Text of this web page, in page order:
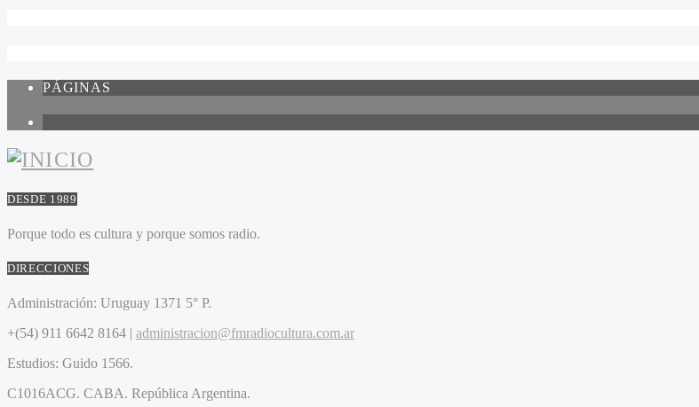
PÁGINAS
DESDE 1989
Porque todo es cultura y porque somos radio.
DIRECCIONES
Administración: Uruguay 1371 5° P.
+(54) 911 6642 8164 | administracion@fmradiocultura.com.ar
Estudios: Guido 1566.
C1016ACG. CABA. República Argentina.